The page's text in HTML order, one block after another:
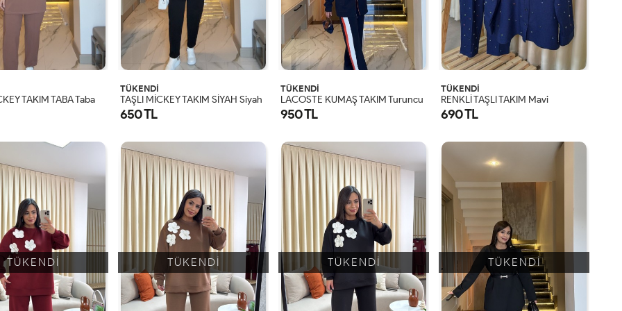
TAKIM TABA Taba
TÜKENDİ
TAŞLI MİCKEY TAKIM SİYAH Siyah
650 TL
TÜKENDİ
LACOSTE KUMAŞ TAKIM Turuncu
950 TL
TÜKENDİ
RENKLİ TAŞLI TAKIM Mavi
690 TL
TÜKENDİ TÜKENDİ TÜKENDİ TÜKENDİ